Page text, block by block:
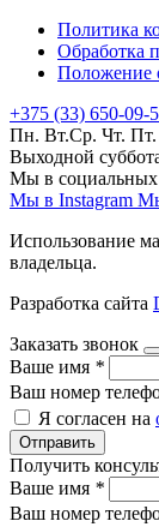
Политика
Обработка
Положение
+375 (33) 650-09-
Пн. Вт.Ср. Чт. Пт.
Выходной
Мы в социальных
Мы в Instagram
Использование
владельца.
Разработка сайта
Заказать звонок
Ваше имя *
Ваш номер
Я согласен на
Отправить
Получить
Ваше имя *
Ваш номер